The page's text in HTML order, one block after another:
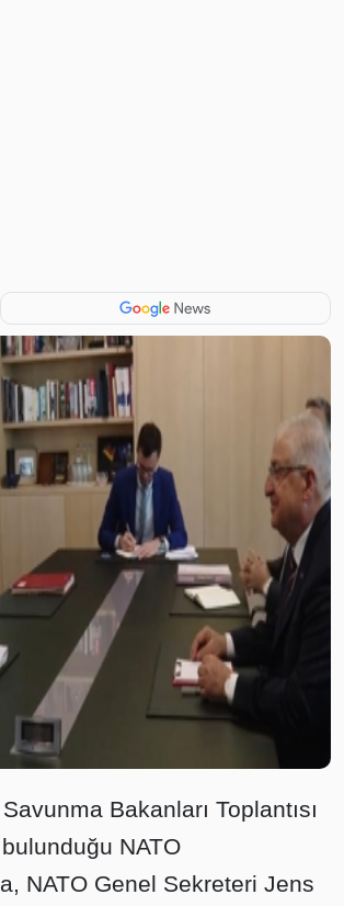
Bakanları Toplantısı
NATO
NATO Genel Sekreteri Jens